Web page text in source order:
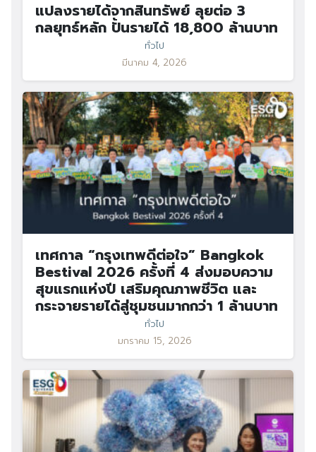
แปลงรายได้จากสินทรัพย์ ลุยต่อ 3
กลยุทธ์หลัก ปั้นรายได้ 18,800 ล้านบาท
ทั่วไป
มีนาคม 4, 2026
เทศกาล “กรุงเทพดีต่อใจ” Bangkok
Bestival 2026 ครั้งที่ 4 ส่งมอบความ
สุขแรกแห่งปี เสริมคุณภาพชีวิต และ
กระจายรายได้สู่ชุมชนมากกว่า 1 ล้านบาท
ทั่วไป
มกราคม 15, 2026